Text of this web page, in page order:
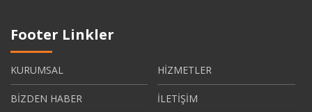
Footer Linkler
KURUMSAL HİZMETLER
BİZDEN HABER İLETİŞİM